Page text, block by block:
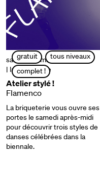
gratuit
tous niveaux
complet !
samedi 22 mars | 15h à 17h
| la briqueterie
Atelier stylé !
Flamenco
La briqueterie vous ouvre ses
portes le samedi après-midi
pour découvrir trois styles de
danses célébrées dans la
biennale.